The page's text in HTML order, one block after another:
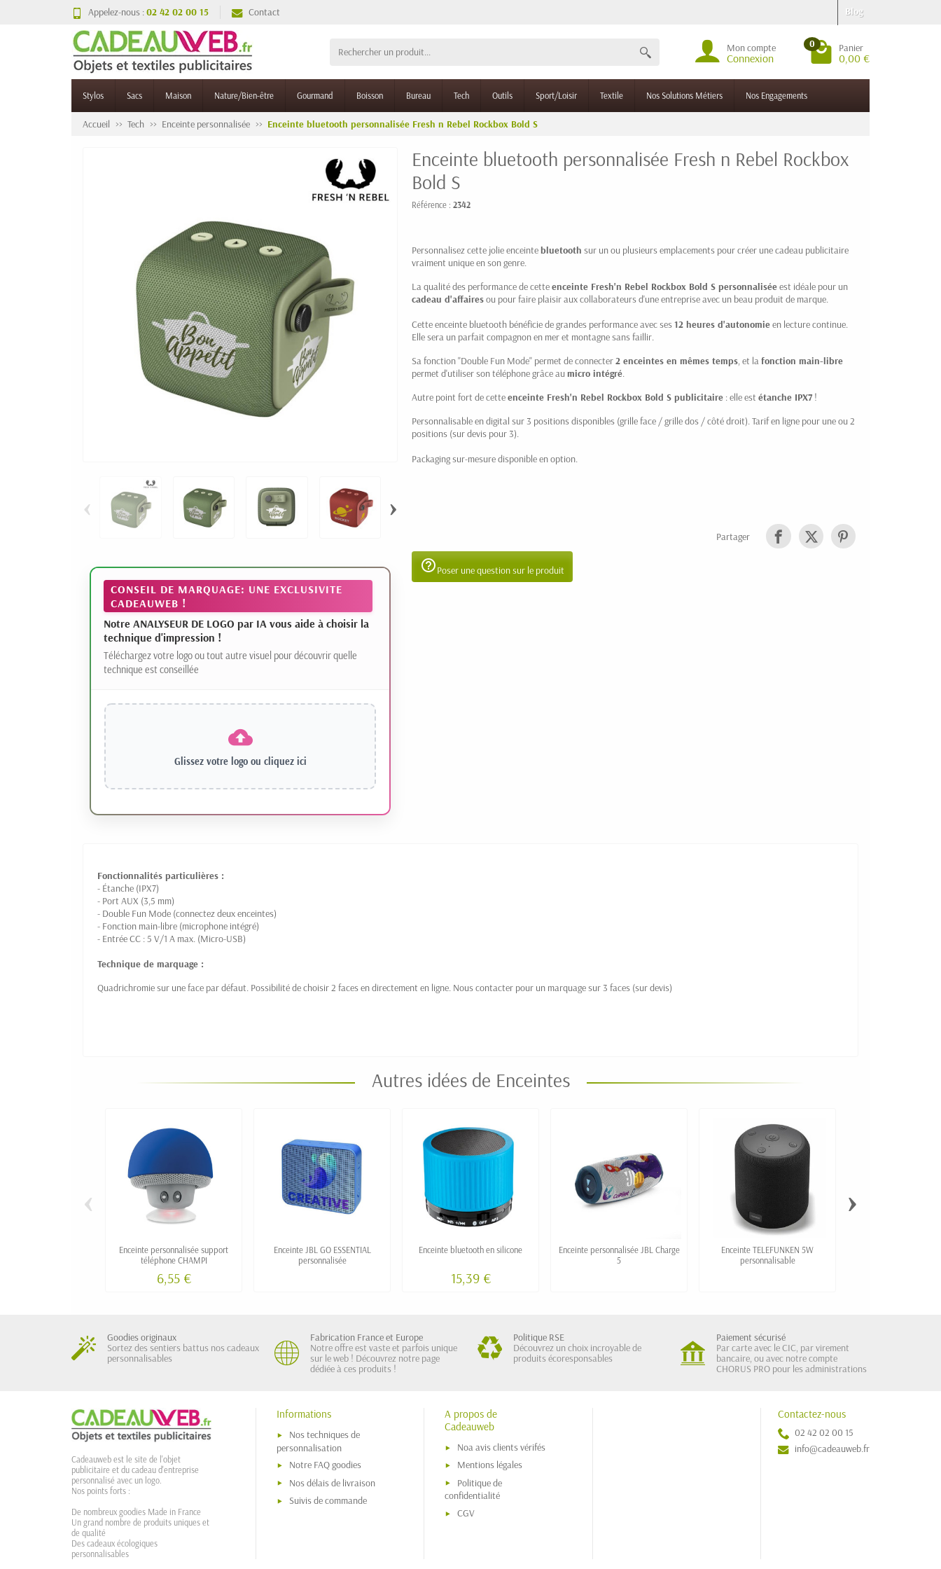
Appelez-nous :02 42 02 00 15 Contact Blog
Mon compte
Connexion
0 Panier
0,00 €
Stylos Sacs Maison Nature/Bien-être Gourmand Boisson Bureau Tech Outils Sport/Loisir Textile Nos Solutions Métiers Nos Engagements
Accueil Tech Enceinte personnalisée Enceinte bluetooth personnalisée Fresh n Rebel Rockbox Bold S
‹ ›
CONSEIL DE MARQUAGE: UNE EXCLUSIVITE
CADEAUWEB !
Notre ANALYSEUR DE LOGO par IA vous aide à choisir la
technique d'impression !
Téléchargez votre logo ou tout autre visuel pour découvrir quelle
technique est conseillée
Glissez votre logo ou cliquez ici
Enceinte bluetooth personnalisée Fresh n Rebel Rockbox
Bold S
Référence : 2342
Personnalisez cette jolie enceintebluetooth sur un ou plusieurs emplacements pour créer une cadeau publicitaire
vraiment unique en son genre.
La qualité des performance de cetteenceinte Fresh'n Rebel Rockbox Bold S personnaliséeest idéale pour un
cadeau d'affairesou pour faire plaisir aux collaborateurs d'une entreprise avec un beau produit de marque.
Cette enceinte bluetooth bénéficie de grandes performance avec ses12 heures d'autonomieen lecture continue.
Elle sera un parfait compagnon en mer et montagne sans faillir.
Sa fonction "Double Fun Mode" permet de connecter2 enceintes en mêmes temps, et lafonction main-libre
permet d'utiliser son téléphone grâce au micro intégré.
Autre point fort de cetteenceinte Fresh'n Rebel Rockbox Bold S publicitaire : elle est étanche IPX7 !
Personnalisable en digital sur 3 positions disponibles (grille face / grille dos / côté droit). Tarif en ligne pour une ou 2
positions (sur devis pour 3).
Packaging sur-mesure disponible en option.
Partager
help_outlinePoser une question sur le produit
Fonctionnalités particulières :
- Étanche (IPX7)
- Port AUX (3,5 mm)
- Double Fun Mode (connectez deux enceintes)
- Fonction main-libre (microphone intégré)
- Entrée CC : 5 V/1 A max. (Micro-USB)
Technique de marquage :
Quadrichromie sur une face par défaut. Possibilité de choisir 2 faces en directement en ligne. Nous contacter pour un marquage sur 3 faces (sur devis)
Autres idées de Enceintes
Enceinte personnalisée support
téléphone CHAMPI
6,55 €
Enceinte JBL GO ESSENTIAL
personnalisée
Enceinte bluetooth en silicone
15,39 €
Enceinte personnalisée JBL Charge
5
Enceinte TELEFUNKEN 5W
personnalisable
‹ ›
Goodies originaux
Sortez des sentiers battus nos cadeaux
personnalisables
Fabrication France et Europe
Notre offre est vaste et parfois unique
sur le web ! Découvrez notre page
dédiée à ces produits !
Politique RSE
Découvrez un choix incroyable de
produits écoresponsables
Paiement sécurisé
Par carte avec le CIC, par virement
bancaire, ou avec notre compte
CHORUS PRO pour les administrations
Cadeauweb est le site de l'objet
publicitaire et du cadeau d'entreprise
personnalisé avec un logo.
Nos points forts :
De nombreux goodies Made in France
Un grand nombre de produits uniques et
de qualité
Des cadeaux écologiques
personnalisables
Informations
Nos techniques de
personnalisation
Notre FAQ goodies
Nos délais de livraison
Suivis de commande
A propos de
Cadeauweb
Noa avis clients vérifés
Mentions légales
Politique de
confidentialité
CGV
Contactez-nous
02 42 02 00 15
info@cadeauweb.fr